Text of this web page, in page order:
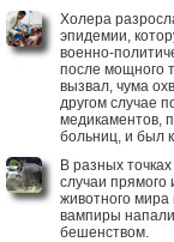
Холера
эпидемии,
военно-
после мощного
вызвал, чума
другом случае
медикаментов,
больниц, и был
В разных
случаи прямого
животного
вампиры
бешенством.